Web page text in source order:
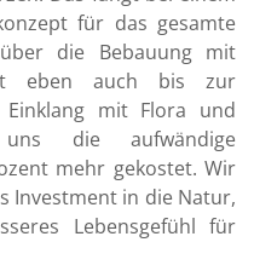
für das gesamte
die Bebauung mit
eben auch bis zur
mit Flora und
die aufwändige
mehr gekostet. Wir
Investment in die Natur,
Lebensgefühl für